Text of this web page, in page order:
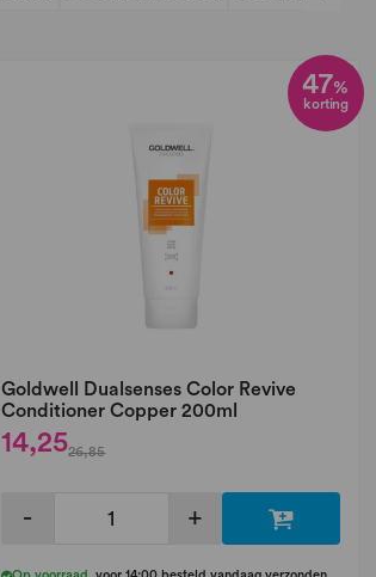
47%
korting
Goldwell Dualsenses Color Revive
Conditioner Copper 200ml
14,2526,85
- +